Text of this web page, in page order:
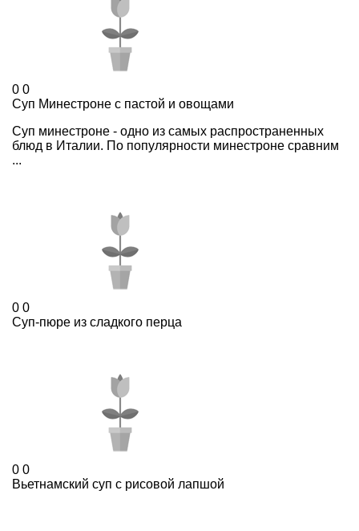
0 0
Суп Минестроне с пастой и овощами
Суп минестроне - одно из самых распространенных
блюд в Италии. По популярности минестроне сравним
...
0 0
Суп-пюре из сладкого перца
0 0
Вьетнамский суп с рисовой лапшой